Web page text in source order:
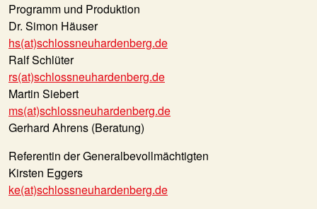
Programm und Produktion
Dr. Simon Häuser
hs(at)schlossneuhardenberg.de
Ralf Schlüter
rs(at)schlossneuhardenberg.de
Martin Siebert
ms(at)schlossneuhardenberg.de
Gerhard Ahrens (Beratung)
Referentin der Generalbevollmächtigten
Kirsten Eggers
ke(at)schlossneuhardenberg.de